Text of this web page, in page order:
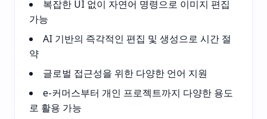
복잡한 UI 없이 자연어 명령으로 이미지 편집
가능
AI 기반의 즉각적인 편집 및 생성으로 시간 절
약
글로벌 접근성을 위한 다양한 언어 지원
e-커머스부터 개인 프로젝트까지 다양한 용도
로 활용 가능